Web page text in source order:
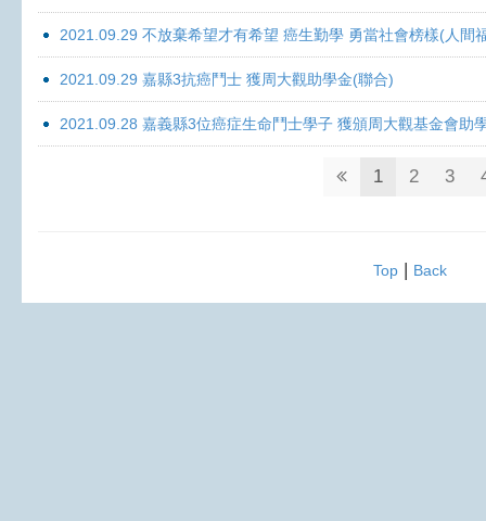
2021.09.29 不放棄希望才有希望 癌生勤學 勇當社會榜樣(人間
2021.09.29 嘉縣3抗癌鬥士 獲周大觀助學金(聯合)
2021.09.28 嘉義縣3位癌症生命鬥士學子 獲頒周大觀基金會助
1 2 3
Top| Back